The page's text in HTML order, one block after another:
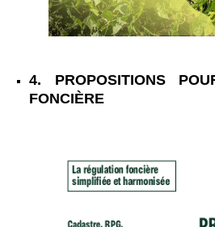
4. PROPOSITIONS
FONCIÈRE